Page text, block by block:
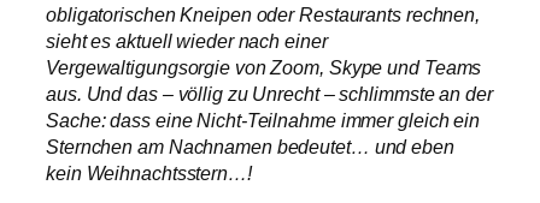
obligatorischen Kneipen oder Restaurants rechnen,
sieht es aktuell wieder nach einer
Vergewaltigungsorgie von Zoom, Skype und Teams
aus. Und das – völlig zu Unrecht – schlimmste an der
Sache: dass eine Nicht-Teilnahme immer gleich ein
Sternchen am Nachnamen bedeutet… und eben
kein Weihnachtsstern…!